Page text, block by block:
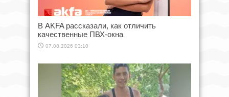
В AKFA рассказали, как отличить
качественные ПВХ-окна
07.08.2026 03:10